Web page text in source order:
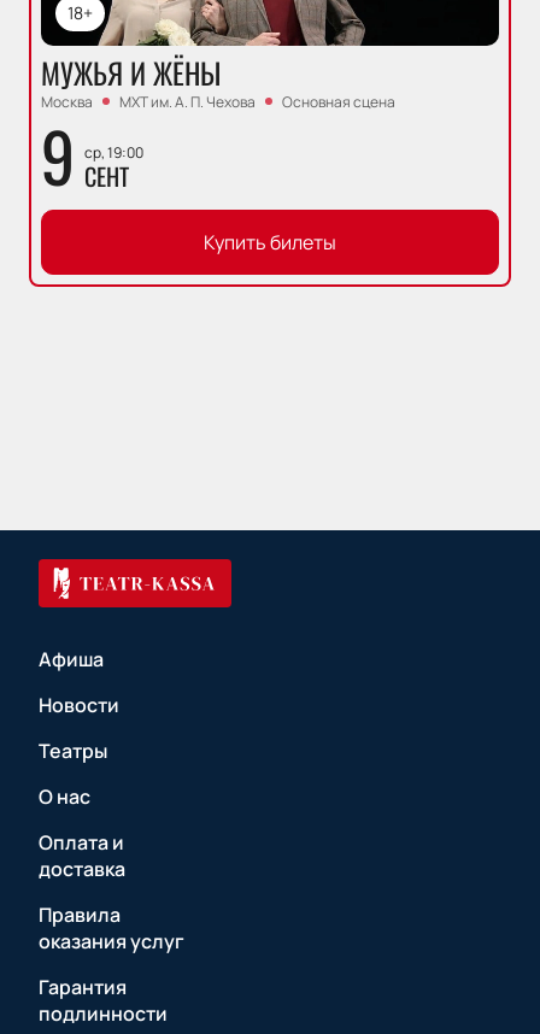
18+
МУЖЬЯ И ЖЁНЫ
Москва МХТ им. А. П. Чехова Основная сцена
9 ср, 19:00
СЕНТ
Купить билеты
Афиша
Новости
Театры
О нас
Оплата и
доставка
Правила
оказания услуг
Гарантия
подлинности